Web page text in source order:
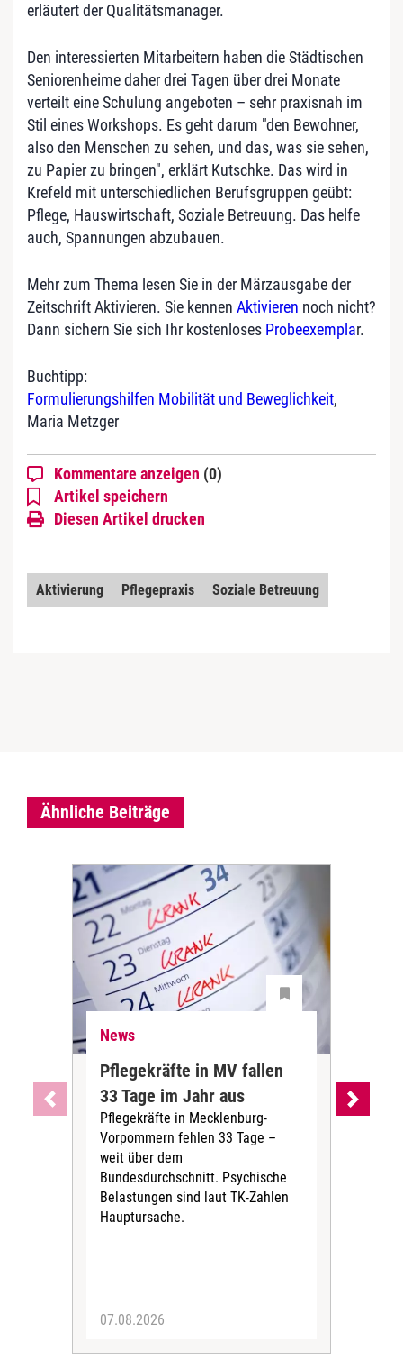
erläutert der Qualitätsmanager.
Den interessierten Mitarbeitern haben die Städtischen
Seniorenheime daher drei Tagen über drei Monate
verteilt eine Schulung angeboten – sehr praxisnah im
Stil eines Workshops. Es geht darum "den Bewohner,
also den Menschen zu sehen, und das, was sie sehen,
zu Papier zu bringen", erklärt Kutschke. Das wird in
Krefeld mit unterschiedlichen Berufsgruppen geübt:
Pflege, Hauswirtschaft, Soziale Betreuung. Das helfe
auch, Spannungen abzubauen.
Mehr zum Thema lesen Sie in der Märzausgabe der
Zeitschrift Aktivieren. Sie kennen Aktivieren noch nicht?
Dann sichern Sie sich Ihr kostenloses Probeexemplar.
Buchtipp:
Formulierungshilfen Mobilität und Beweglichkeit,
Maria Metzger
Kommentare anzeigen (0)
Artikel speichern
Diesen Artikel drucken
Aktivierung Pflegepraxis Soziale Betreuung
Ähnliche Beiträge
News
Pflegekräfte in MV fallen
33 Tage im Jahr aus
Pflegekräfte in Mecklenburg-
Vorpommern fehlen 33 Tage –
weit über dem
Bundesdurchschnitt. Psychische
Belastungen sind laut TK-Zahlen
Hauptursache.
07.08.2026